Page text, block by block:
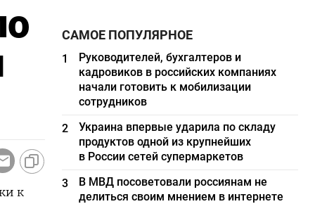
к
САМОЕ ПОПУЛЯРНОЕ
1
Руководителей, бухгалтеров и
кадровиков в российских компаниях
начали готовить к мобилизации
сотрудников
2
Украина впервые ударила по складу
продуктов одной из крупнейших
в России сетей супермаркетов
3
В МВД посоветовали россиянам не
делиться своим мнением в интернете